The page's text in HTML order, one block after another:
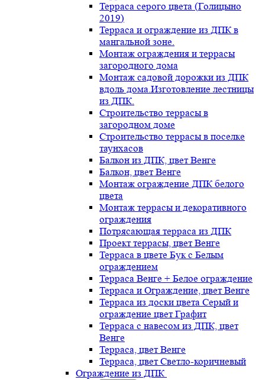
Терраса серого цвета (Голицыно
2019)
Терраса и ограждение из ДПК в
мангальной зоне.
Монтаж ограждения и террасы
загородного дома
Монтаж садовой дорожки из ДПК
вдоль дома.Изготовление лестницы
из ДПК.
Строительство террасы в
загородном доме
Строительство террасы в поселке
таунхасов
Балкон из ДПК, цвет Венге
Балкон, цвет Венге
Монтаж ограждение ДПК белого
цвета
Монтаж террасы и декоративного
ограждения
Потрясающая терраса из ДПК
Проект террасы, цвет Венге
Терраса в цвете Бук с Белым
ограждением
Терраса Венге + Белое ограждение
Терраса и Ограждение, цвет Венге
Терраса из доски цвета Серый и
ограждение цвет Графит
Терраса с навесом из ДПК, цвет
Венге
Терраса, цвет Венге
Терраса, цвет Светло-коричневый
Ограждение из ДПК